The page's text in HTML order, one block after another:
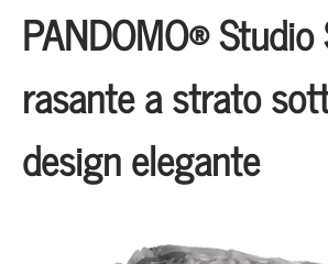
PANDOMO®
rasante a strato
design elegante